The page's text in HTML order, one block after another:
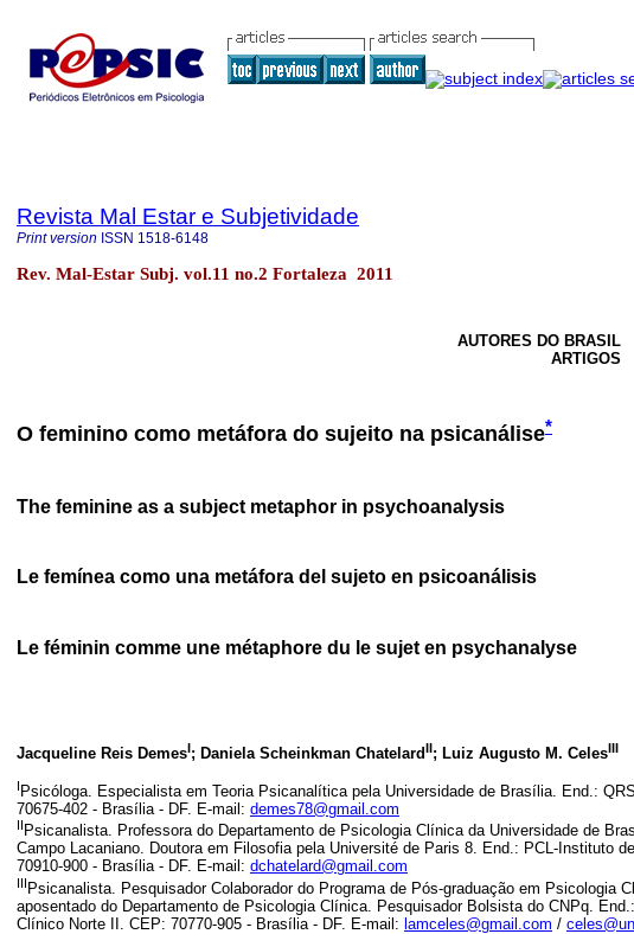
Revista Mal Estar e Subjetividade
Print version ISSN 1518-6148
Rev. Mal-Estar Subj. vol.11 no.2 Fortaleza 2011
AUTORES DO BRASIL
ARTIGOS
O feminino como metáfora do sujeito na psicanálise*
The feminine as a subject metaphor in psychoanalysis
Le femínea como una metáfora del sujeto en psicoanálisis
Le féminin comme une métaphore du le sujet en psychanalyse
Jacqueline Reis DemesI; Daniela Scheinkman ChatelardII; Luiz Augusto M. CelesIII
I Psicóloga. Especialista em Teoria Psicanalítica pela Universidade de Brasília. End.:
70675-402 - Brasília - DF. E-mail: demes78@gmail.com
II Psicanalista. Professora do Departamento de Psicologia Clínica da Universidade de
Campo Lacaniano. Doutora em Filosofia pela Université de Paris 8. End.: PCL-Instituto
70910-900 - Brasília - DF. E-mail: dchatelard@gmail.com
IIIPsicanalista. Pesquisador Colaborador do Programa de Pós-graduação em Psicologia
aposentado do Departamento de Psicologia Clínica. Pesquisador Bolsista do CNPq.
Clínico Norte II. CEP: 70770-905 - Brasília - DF. E-mail: lamceles@gmail.com /